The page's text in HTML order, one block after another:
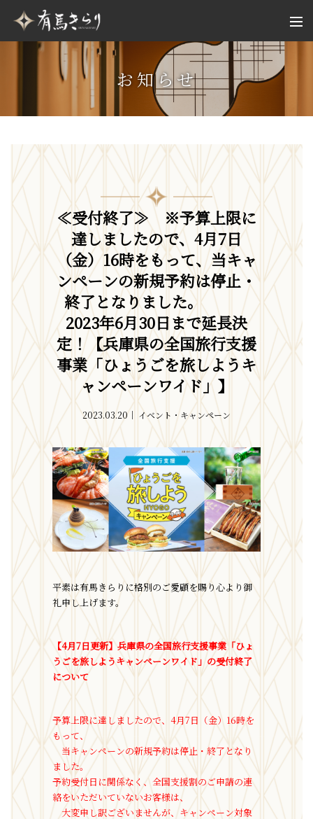
お知らせ
≪受付終了≫ ※予算上限に
達しましたので、4月7日
（金）16時をもって、当キャ
ンペーンの新規予約は停止・
終了となりました。
2023年6月30日まで延長決
定！【兵庫県の全国旅行支援
事業「ひょうごを旅しようキ
ャンペーンワイド」】
2023.03.20 イベント・キャンペーン
平素は有馬きらりに格別のご愛顧を賜り心より御
礼申し上げます。
【4月7日更新】兵庫県の全国旅行支援事業「ひょ
うごを旅しようキャンペーンワイド」の受付終了
について
予算上限に達しましたので、4月7日（金）16時を
もって、
当キャンペーンの新規予約は停止・終了となり
ました。
予約受付日に関係なく、全国支援割のご申請の連
絡をいただいていないお客様は、
大変申し訳ございませんが、キャンペーン対象